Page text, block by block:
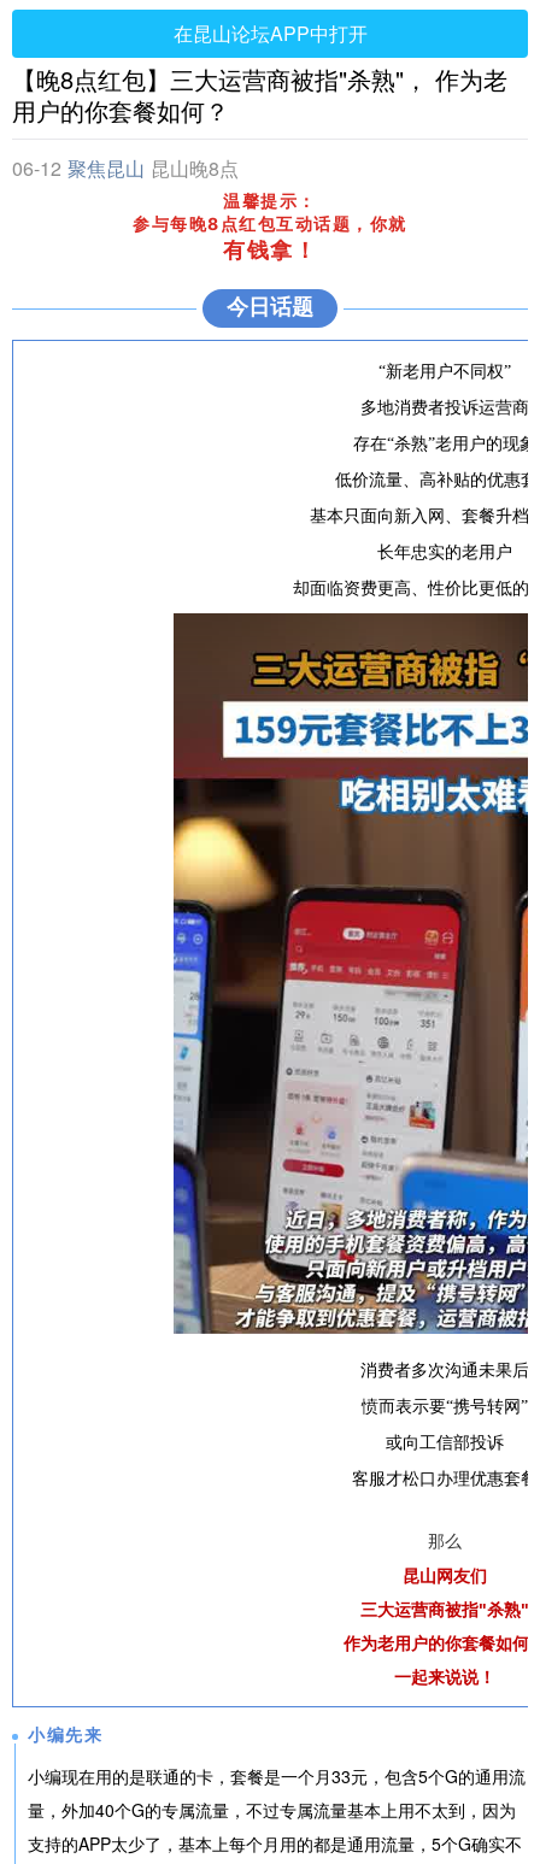
在昆山论坛APP中打开
【晚8点红包】三大运营商被指"杀熟"， 作为老
用户的你套餐如何？
06-12 聚焦昆山 昆山晚8点
温馨提示：
参与每晚8点红包互动话题，你就
有钱拿 ！
今日话题
“新老用户不同权”
多地消费者投诉运营商
存在“杀熟”老用户的现象
低价流量、高补贴的优惠
基本只面向新入网、套餐升档
长年忠实的老用户
却面临资费更高、性价比更低的
消费者多次沟通未果后
愤而表示要“携号转网”
或向工信部投诉
客服才松口办理优惠套餐
那么
昆山网友们
三大运营商被指"杀熟"
作为老用户的你套餐如何
一起来说说！
小编先来
小编现在用的是联通的卡，套餐是一个月33元，包含5个G的通用流
量，外加40个G的专属流量，不过专属流量基本上用不太到，因为
支持的APP太少了，基本上每个月用的都是通用流量，5个G确实不